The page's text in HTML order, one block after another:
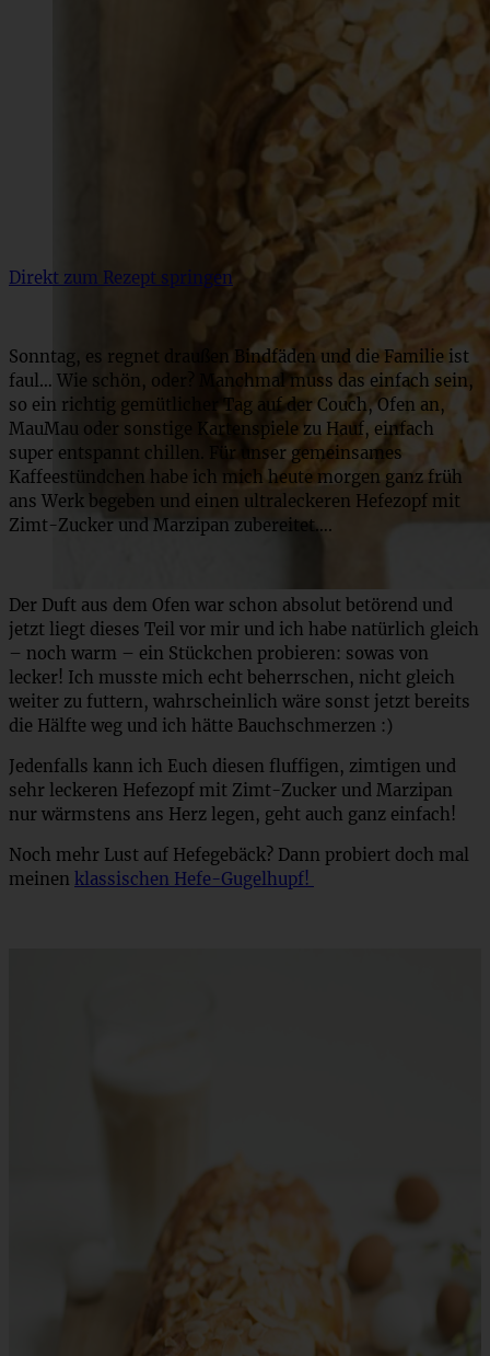
Direkt zum Rezept springen
Sonntag, es regnet draußen Bindfäden und die Familie ist
faul… Wie schön, oder? Manchmal muss das einfach sein,
so ein richtig gemütlicher Tag auf der Couch, Ofen an,
MauMau oder sonstige Kartenspiele zu Hauf, einfach
super entspannt chillen. Für unser gemeinsames
Kaffeestündchen habe ich mich heute morgen ganz früh
ans Werk begeben und einen ultraleckeren Hefezopf mit
Zimt-Zucker und Marzipan zubereitet….
Der Duft aus dem Ofen war schon absolut betörend und
jetzt liegt dieses Teil vor mir und ich habe natürlich gleich
– noch warm – ein Stückchen probieren: sowas von
lecker! Ich musste mich echt beherrschen, nicht gleich
weiter zu futtern, wahrscheinlich wäre sonst jetzt bereits
die Hälfte weg und ich hätte Bauchschmerzen :)
Jedenfalls kann ich Euch diesen fluffigen, zimtigen und
sehr leckeren Hefezopf mit Zimt-Zucker und Marzipan
nur wärmstens ans Herz legen, geht auch ganz einfach!
Noch mehr Lust auf Hefegebäck? Dann probiert doch mal
meinen klassischen Hefe-Gugelhupf!